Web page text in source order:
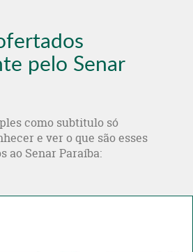
pelo Senar
como subtitulo só
e ver o que são esses
ao Senar Paraíba: